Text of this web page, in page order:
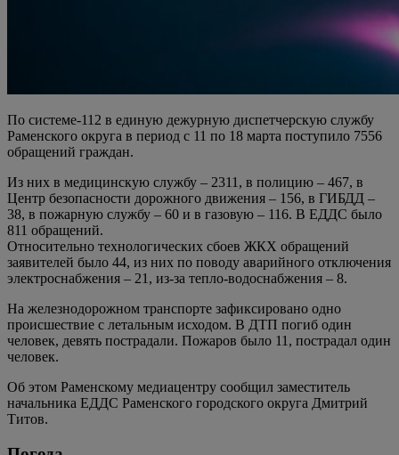
По системе-112 в единую дежурную диспетчерскую службу
Раменского округа в период с 11 по 18 марта поступило 7556
обращений граждан.
Из них в медицинскую службу – 2311, в полицию – 467, в
Центр безопасности дорожного движения – 156, в ГИБДД –
38, в пожарную службу – 60 и в газовую – 116. В ЕДДС было
811 обращений.
Относительно технологических сбоев ЖКХ обращений
заявителей было 44, из них по поводу аварийного отключения
электроснабжения – 21, из-за тепло-водоснабжения – 8.
На железнодорожном транспорте зафиксировано одно
происшествие с летальным исходом. В ДТП погиб один
человек, девять пострадали. Пожаров было 11, пострадал один
человек.
Об этом Раменскому медиацентру сообщил заместитель
начальника ЕДДС Раменского городского округа Дмитрий
Титов.